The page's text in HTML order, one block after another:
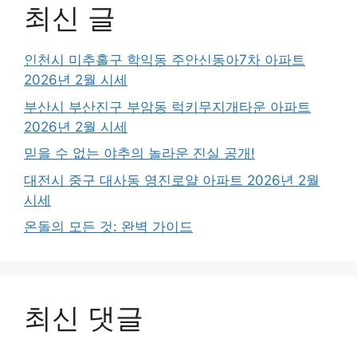
최신 글
인천시 미추홀구 학익동 주안신동아7차 아파트
2026년 2월 시세
부산시 부산진구 부암동 럭키무지개타운 아파트
2026년 2월 시세
믿을 수 없는 야추의 놀라운 진실 공개!
대전시 중구 대사동 영진로얄 아파트 2026년 2월
시세
온돌의 모든 것: 완벽 가이드
최신 댓글